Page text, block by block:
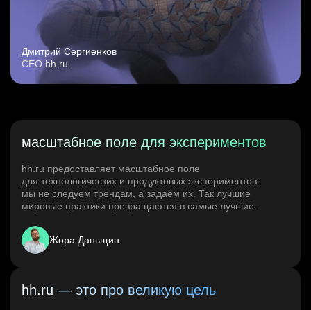
Дмитрий Сергиенков
CEO hh.ru
масштабное поле для экспериментов
hh.ru предоставляет масштабное поле
для технологических и продуктовых экспериментов:
мы не следуем трендам, а задаём их. Так лучшие
мировые практики превращаются в самые лучшие.
Жора Даньщин
hh.ru — это про великую цель